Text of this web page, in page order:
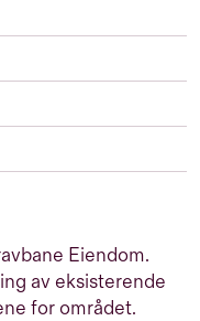
Eiendom.
av eksisterende
for området.